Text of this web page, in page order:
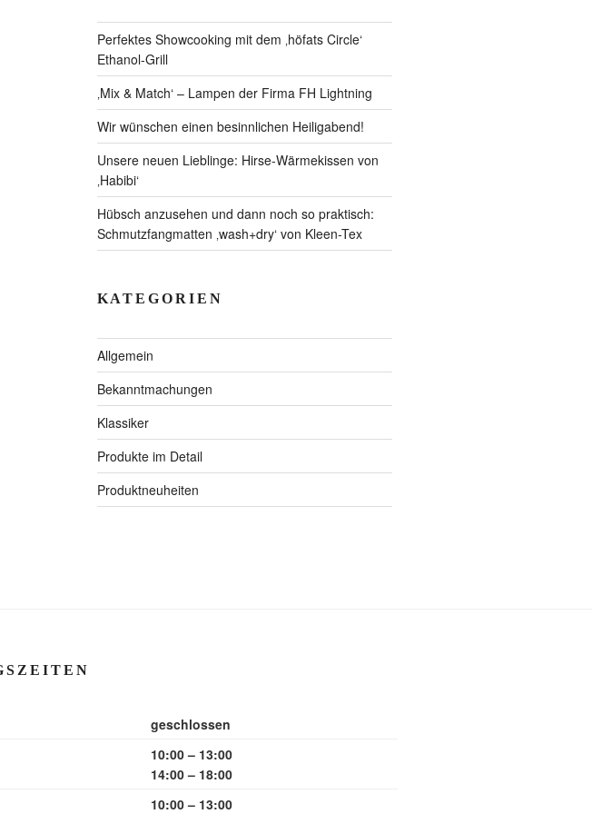
Perfektes Showcooking mit dem ‚höfats Circle‘
Ethanol-Grill
‚Mix & Match‘ – Lampen der Firma FH Lightning
Wir wünschen einen besinnlichen Heiligabend!
Unsere neuen Lieblinge: Hirse-Wärmekissen von
‚Habibi‘
Hübsch anzusehen und dann noch so praktisch:
Schmutzfangmatten ‚wash+dry‘ von Kleen-Tex
KATEGORIEN
Allgemein
Bekanntmachungen
Klassiker
Produkte im Detail
Produktneuheiten
geschlossen
10:00 – 13:00
14:00 – 18:00
10:00 – 13:00